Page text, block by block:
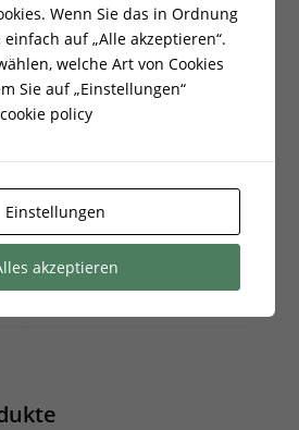
1,200000 kg
5901350028391
undefined
37.000000
4.500000
Wenn Sie das in Ordnung
auf „Alle akzeptieren“.
welche Art von Cookies
Sie auf „Einstellungen“
policy
Einstellungen
akzeptieren